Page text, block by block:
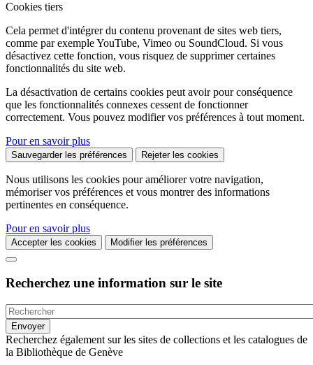
Cookies tiers
Cela permet d'intégrer du contenu provenant de sites web tiers,
comme par exemple YouTube, Vimeo ou SoundCloud. Si vous
désactivez cette fonction, vous risquez de supprimer certaines
fonctionnalités du site web.
La désactivation de certains cookies peut avoir pour conséquence
que les fonctionnalités connexes cessent de fonctionner
correctement. Vous pouvez modifier vos préférences à tout moment.
Pour en savoir plus
Sauvegarder les préférences Rejeter les cookies
Nous utilisons les cookies pour améliorer votre navigation,
mémoriser vos préférences et vous montrer des informations
pertinentes en conséquence.
Pour en savoir plus
Accepter les cookies Modifier les préférences
Recherchez une information sur le site
Recherchez également sur les sites de collections et les catalogues de
la Bibliothèque de Genève